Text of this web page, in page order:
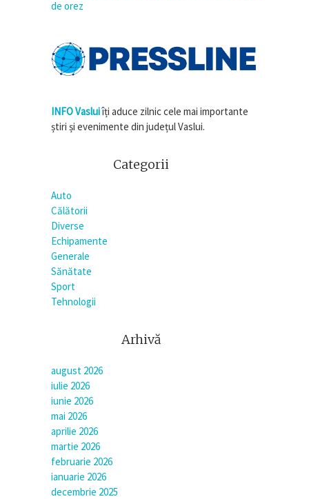
de orez
INFO Vasluiîți aduce zilnic cele mai importante
știri și evenimente din județul Vaslui.
Categorii
Auto
Călătorii
Diverse
Echipamente
Generale
Sănătate
Sport
Tehnologii
Arhivă
august 2026
iulie 2026
iunie 2026
mai 2026
aprilie 2026
martie 2026
februarie 2026
ianuarie 2026
decembrie 2025